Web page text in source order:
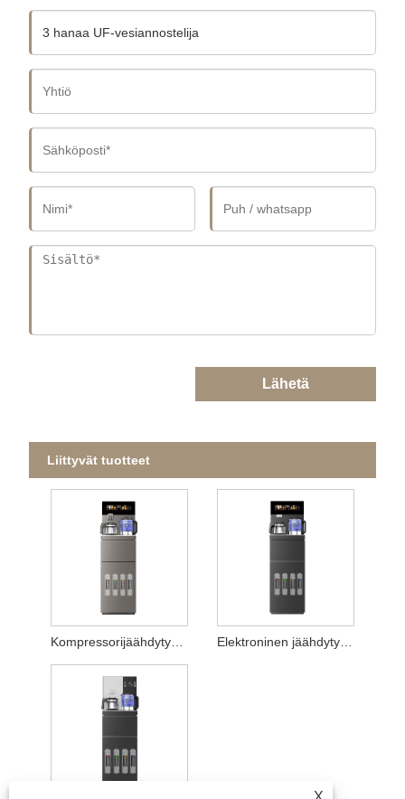
Lähetä
Liittyvät tuotteet
Kompressorijäähdytys UF-vesiannostelija Elektroninen jäähdytys UF-vesiannostelija